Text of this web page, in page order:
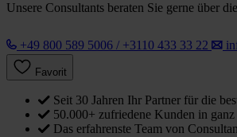
Unsere Consultants beraten Sie gerne über
+49 800 589 5006 / +3110 433 33 22
Favorit
Seit 30 Jahren Ihr Partner für die
50.000+ zufriedene Kunden in ganz
Das erfahrenste Team von